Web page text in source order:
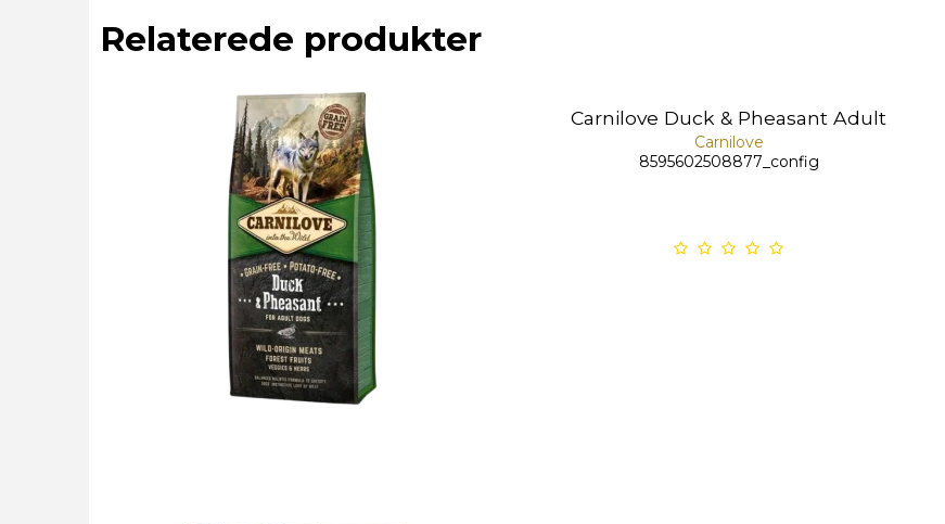
Relaterede produkter
Carnilove Duck & Pheasant Adult
Carnilove
8595602508877_config